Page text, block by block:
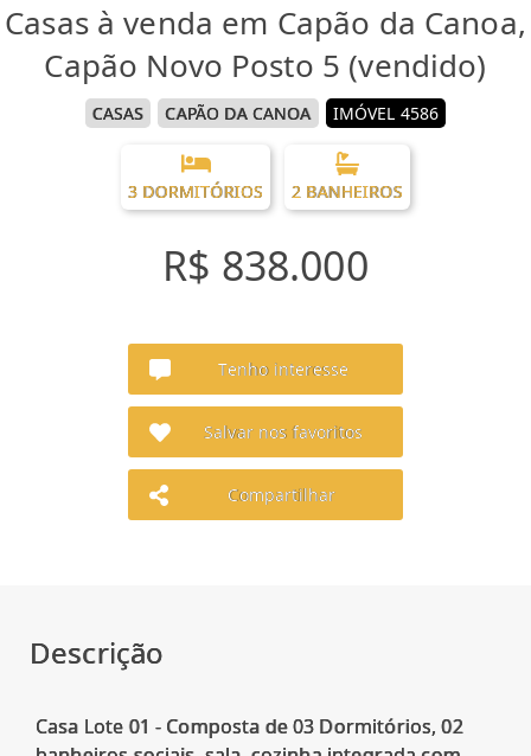
Casas à venda em Capão da Canoa,
Capão Novo Posto 5 (vendido)
CASAS CAPÃO DA CANOA IMÓVEL 4586
3 DORMITÓRIOS 2 BANHEIROS
R$ 838.000
Tenho interesse
Salvar nos favoritos
Compartilhar
Descrição
Casa Lote 01 - Composta de 03 Dormitórios, 02